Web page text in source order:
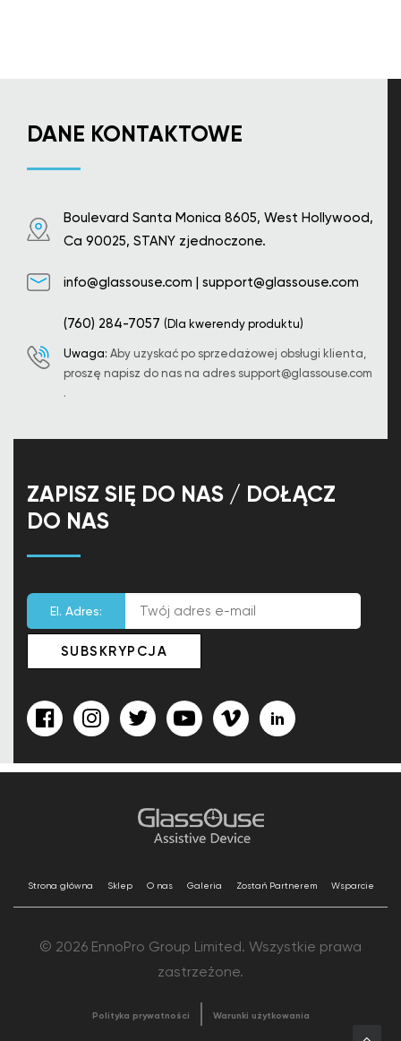
DANE KONTAKTOWE
Boulevard Santa Monica 8605, West Hollywood,
Ca 90025, STANY zjednoczone.
info@glassouse.com | support@glassouse.com
(760) 284-7057 (Dla kwerendy produktu)
Uwaga: Aby uzyskać po sprzedażowej obsługi klienta,
proszę napisz do nas na adres support@glassouse.com
.
ZAPISZ SIĘ DO NAS / DOŁĄCZ
DO NAS
El. Adres:
Strona główna Sklep O nas Galeria Zostań Partnerem Wsparcie
© 2026 EnnoPro Group Limited. Wszystkie prawa
zastrzeżone.
Polityka prywatności Warunki użytkowania